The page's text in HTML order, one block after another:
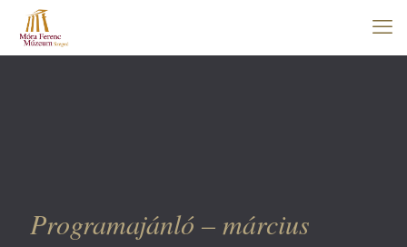
Programajánló – március